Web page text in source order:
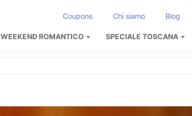
Coupons Chi siamo Blog
WEEKEND ROMANTICO SPECIALE TOSCANA